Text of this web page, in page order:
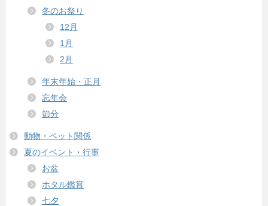
冬のお祭り
12月
1月
2月
年末年始・正月
忘年会
節分
動物・ペット関係
夏のイベント・行事
お盆
ホタル鑑賞
七夕